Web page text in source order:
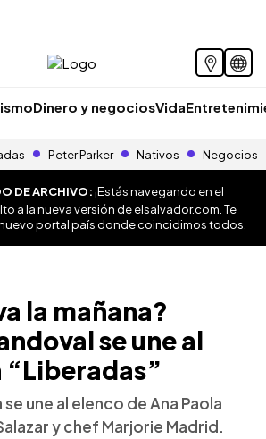
Dinero y negociosVida
Peter Parker Nativos Negocios
DE ARCHIVO:¡Estás navegando en el
a la nueva versión deelsalvador.com . Te
portal país donde coincidimos todos.
la mañana?
se une al
une al elenco de Ana Paola
y chef Marjorie Madrid.